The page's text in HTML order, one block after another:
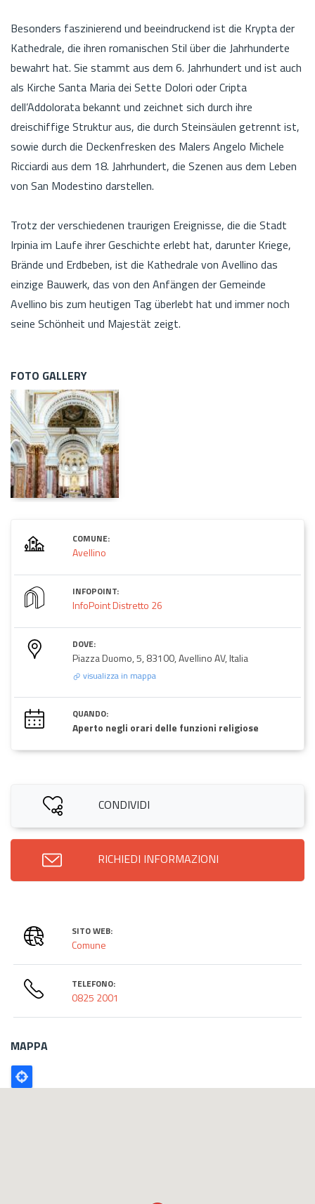
Besonders faszinierend und beeindruckend ist die Krypta der
Kathedrale, die ihren romanischen Stil über die Jahrhunderte
bewahrt hat. Sie stammt aus dem 6. Jahrhundert und ist auch
als Kirche Santa Maria dei Sette Dolori oder Cripta
dell’Addolorata bekannt und zeichnet sich durch ihre
dreischiffige Struktur aus, die durch Steinsäulen getrennt ist,
sowie durch die Deckenfresken des Malers Angelo Michele
Ricciardi aus dem 18. Jahrhundert, die Szenen aus dem Leben
von San Modestino darstellen.
Trotz der verschiedenen traurigen Ereignisse, die die Stadt
Irpinia im Laufe ihrer Geschichte erlebt hat, darunter Kriege,
Brände und Erdbeben, ist die Kathedrale von Avellino das
einzige Bauwerk, das von den Anfängen der Gemeinde
Avellino bis zum heutigen Tag überlebt hat und immer noch
seine Schönheit und Majestät zeigt.
FOTO GALLERY
COMUNE:
Avellino
INFOPOINT:
InfoPoint Distretto 26
DOVE:
Piazza Duomo, 5, 83100, Avellino AV, Italia
visualizza in mappa
QUANDO:
Aperto negli orari delle funzioni religiose
CONDIVIDI
RICHIEDI INFORMAZIONI
SITO WEB:
Comune
TELEFONO:
0825 2001
MAPPA
Poligono
GEO